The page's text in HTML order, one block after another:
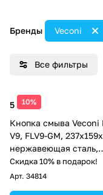
Бренды Veconi
Все фильтры
10%
5 612 ₽
Кнопка смыва Veconi
V9, FLV9-GM,
нержавеющая сталь,
оружейная сталь
Скидка 10% в подарок!
Арт. 34814